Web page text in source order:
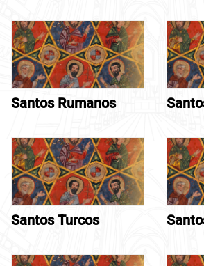
Santos Rumanos
Santos Turcos